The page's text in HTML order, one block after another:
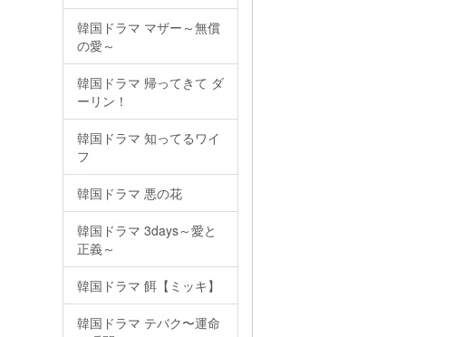
韓国ドラマ マザー～無償
の愛～
韓国ドラマ 帰ってきて ダ
ーリン！
韓国ドラマ 知ってるワイ
フ
韓国ドラマ 悪の花
韓国ドラマ 3days～愛と
正義～
韓国ドラマ 餌【ミッキ】
韓国ドラマ テバク〜運命